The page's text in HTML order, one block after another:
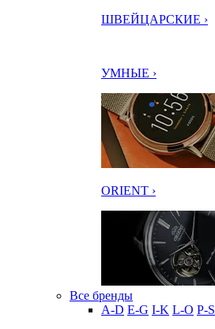
ШВЕЙЦАРСКИЕ ›
УМНЫЕ ›
ORIENT ›
Все бренды
A-D E-G I-K L-O P-S